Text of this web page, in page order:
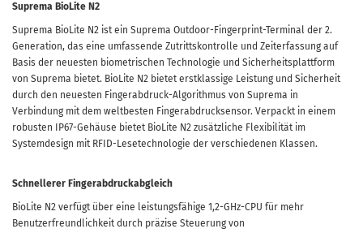
Suprema BioLite N2
Suprema BioLite N2 ist ein Suprema Outdoor-Fingerprint-Terminal der 2.
Generation, das eine umfassende Zutrittskontrolle und Zeiterfassung auf
Basis der neuesten biometrischen Technologie und Sicherheitsplattform
von Suprema bietet. BioLite N2 bietet erstklassige Leistung und Sicherheit
durch den neuesten Fingerabdruck-Algorithmus von Suprema in
Verbindung mit dem weltbesten Fingerabdrucksensor. Verpackt in einem
robusten IP67-Gehäuse bietet BioLite N2 zusätzliche Flexibilität im
Systemdesign mit RFID-Lesetechnologie der verschiedenen Klassen.
Schnellerer Fingerabdruckabgleich
BioLite N2 verfügt über eine leistungsfähige 1,2-GHz-CPU für mehr
Benutzerfreundlichkeit durch präzise Steuerung von